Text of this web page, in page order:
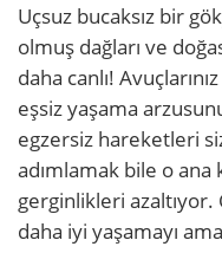
Uçsuz bucaksız bir
olmuş dağları ve
daha canlı!
eşsiz yaşama
egzersiz hareketleri
adımlamak bile o ana
gerginlikleri
daha iyi yaşamayı